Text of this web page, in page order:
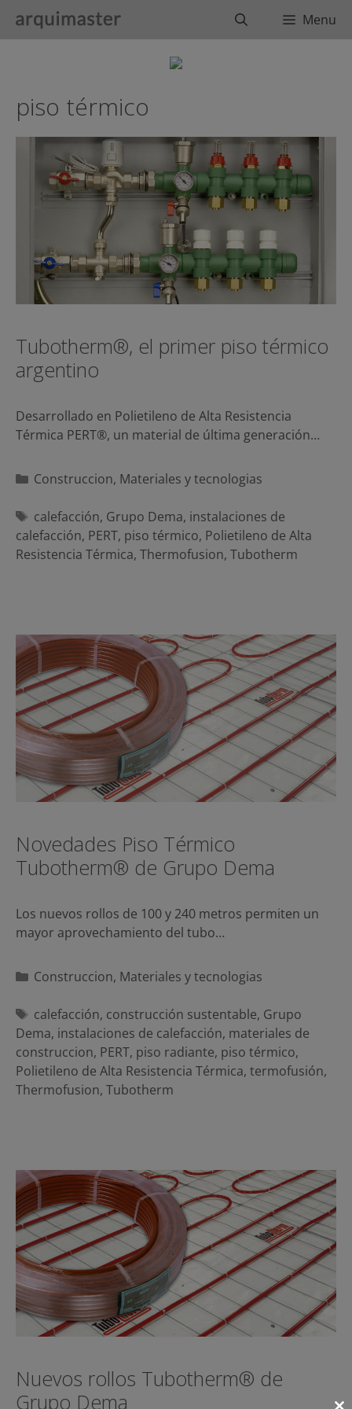
BuscarMenu
piso térmico
Tubotherm®, el primer piso térmico
argentino
Desarrollado en Polietileno de Alta Resistencia
Térmica PERT®, un material de última generación…
Categorías
Construccion, Materiales y tecnologias
Etiquetas
calefacción, Grupo Dema, instalaciones de
calefacción, PERT, piso térmico, Polietileno de Alta
Resistencia Térmica, Thermofusion, Tubotherm
Novedades Piso Térmico
Tubotherm® de Grupo Dema
Los nuevos rollos de 100 y 240 metros permiten un
mayor aprovechamiento del tubo…
Categorías
Construccion, Materiales y tecnologias
Etiquetas
calefacción, construcción sustentable, Grupo
Dema, instalaciones de calefacción, materiales de
construccion, PERT, piso radiante, piso térmico,
Polietileno de Alta Resistencia Térmica, termofusión,
Thermofusion, Tubotherm
Nuevos rollos Tubotherm® de
Grupo Dema